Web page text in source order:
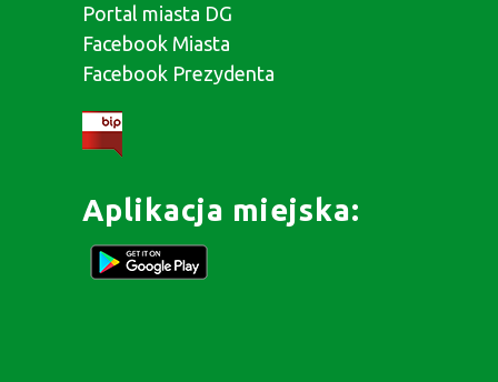
Portal miasta DG
Facebook Miasta
Facebook Prezydenta
Aplikacja miejska: